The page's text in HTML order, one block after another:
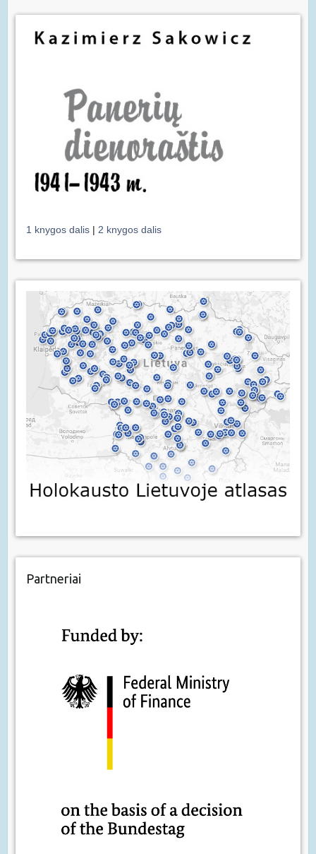
1 knygos dalis | 2 knygos dalis
Partneriai